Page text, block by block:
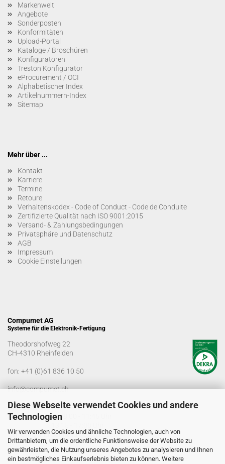
Diese Webseite verwendet Cookies und andere
Technologien
Wir verwenden Cookies und ähnliche Technologien, auch von
Drittanbietern, um die ordentliche Funktionsweise der Website zu
gewährleisten, die Nutzung unseres Angebotes zu analysieren und Ihnen
ein bestmögliches Einkaufserlebnis bieten zu können. Weitere
Markenwelt
Angebote
Sonderposten
Konformitäten
Upload-Portal
Kataloge / Broschüren
Konfiguratoren
Treston Konfigurator
eProcurement / OCI
Alphabetischer Index
Artikelnummern-Index
Sitemap
Mehr über ...
Kontakt
Karriere
Termine
Retoure
Verhaltenskodex - Code of Conduct - Code de Conduite
Zertifizierte Qualität nach ISO 9001:2015
Versand- & Zahlungsbedingungen
Privatsphäre und Datenschutz
AGB
Impressum
Cookie Einstellungen
Compumet AG
Systeme für die Elektronik-Fertigung
Theodorshofweg 22
CH-4310 Rheinfelden
fon: +41 (0)61 836 10 50
info@compumet.ch
Bürozeiten
Montag-Freitag: 08:00 - 11:45 Uhr
Samstag und Sonntag geschlossen